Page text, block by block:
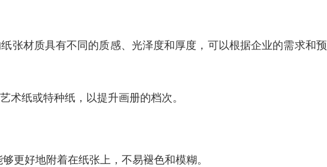
张材质具有不同的质感、光泽度和厚度，可以根据企业的需求和
术纸或特种纸，以提升画册的档次。
更好地附着在纸张上，不易褪色和模糊。